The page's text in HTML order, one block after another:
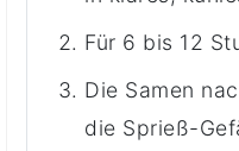
Für 6 bis 12
Die Samen
die Sprieß-